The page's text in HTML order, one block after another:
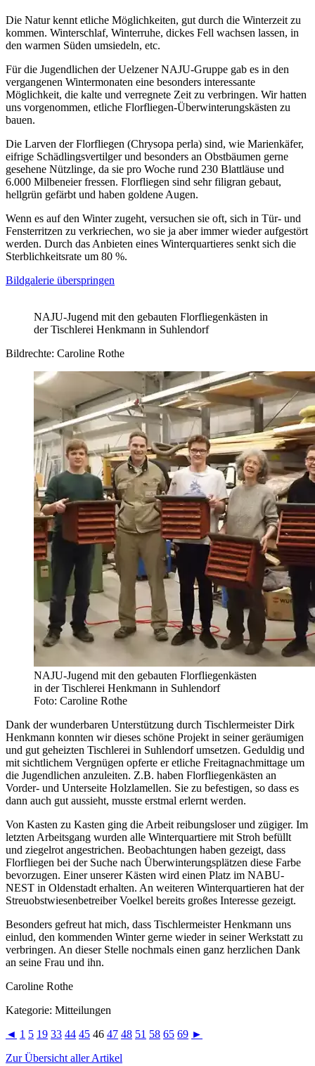
Die Natur kennt etliche Möglichkeiten, gut durch die Winterzeit zu
kommen. Winterschlaf, Winterruhe, dickes Fell wachsen lassen, in
den warmen Süden umsiedeln, etc.
Für die Jugendlichen der Uelzener NAJU-Gruppe gab es in den
vergangenen Wintermonaten eine besonders interessante
Möglichkeit, die kalte und verregnete Zeit zu verbringen. Wir hatten
uns vorgenommen, etliche Florfliegen-Überwinterungskästen zu
bauen.
Die Larven der Florfliegen (Chrysopa perla) sind, wie Marienkäfer,
eifrige Schädlingsvertilger und besonders an Obstbäumen gerne
gesehene Nützlinge, da sie pro Woche rund 230 Blattläuse und
6.000 Milbeneier fressen. Florfliegen sind sehr filigran gebaut,
hellgrün gefärbt und haben goldene Augen.
Wenn es auf den Winter zugeht, versuchen sie oft, sich in Tür- und
Fensterritzen zu verkriechen, wo sie ja aber immer wieder aufgestört
werden. Durch das Anbieten eines Winterquartieres senkt sich die
Sterblichkeitsrate um 80 %.
Bildgalerie überspringen
NAJU-Jugend mit den gebauten Florfliegenkästen in
der Tischlerei Henkmann in Suhlendorf
Bildrechte: Caroline Rothe
NAJU-Jugend mit den gebauten Florfliegenkästen
in der Tischlerei Henkmann in Suhlendorf
Foto: Caroline Rothe
Dank der wunderbaren Unterstützung durch Tischlermeister Dirk
Henkmann konnten wir dieses schöne Projekt in seiner geräumigen
und gut geheizten Tischlerei in Suhlendorf umsetzen. Geduldig und
mit sichtlichem Vergnügen opferte er etliche Freitagnachmittage um
die Jugendlichen anzuleiten. Z.B. haben Florfliegenkästen an
Vorder- und Unterseite Holzlamellen. Sie zu befestigen, so dass es
dann auch gut aussieht, musste erstmal erlernt werden.
Von Kasten zu Kasten ging die Arbeit reibungsloser und zügiger. Im
letzten Arbeitsgang wurden alle Winterquartiere mit Stroh befüllt
und ziegelrot angestrichen. Beobachtungen haben gezeigt, dass
Florfliegen bei der Suche nach Überwinterungsplätzen diese Farbe
bevorzugen. Einer unserer Kästen wird einen Platz im NABU-
NEST in Oldenstadt erhalten. An weiteren Winterquartieren hat der
Streuobstwiesenbetreiber Voelkel bereits großes Interesse gezeigt.
Besonders gefreut hat mich, dass Tischlermeister Henkmann uns
einlud, den kommenden Winter gerne wieder in seiner Werkstatt zu
verbringen. An dieser Stelle nochmals einen ganz herzlichen Dank
an seine Frau und ihn.
Caroline Rothe
Kategorie: Mitteilungen
◄ 1 5 19 33 44 45 46 47 48 51 58 65 69 ►
Zur Übersicht aller Artikel